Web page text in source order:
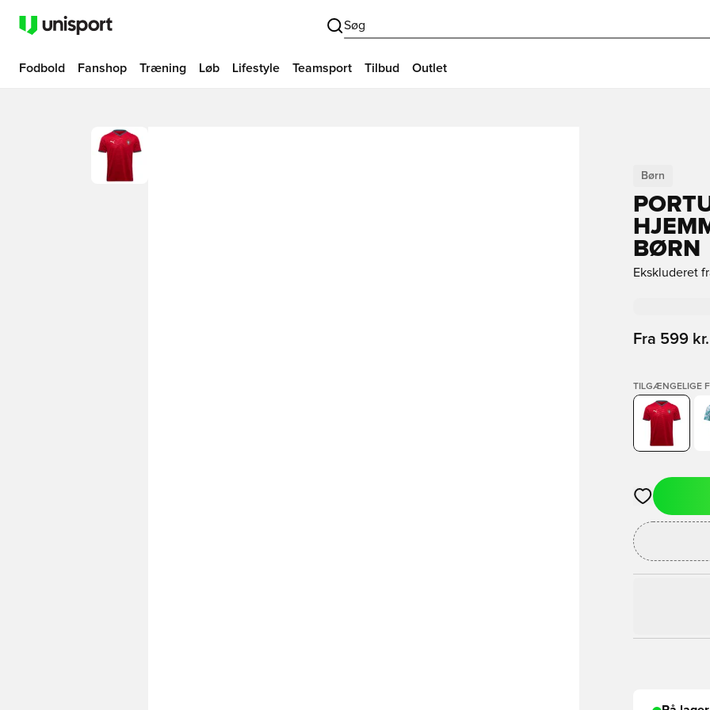
Søg
Fodbold Fanshop Træning Løb Lifestyle Teamsport Tilbud Outlet
Børn
BØRN
Ekskluderet
Fra 599 kr.
TILGÆNGELIGE
Åbner en